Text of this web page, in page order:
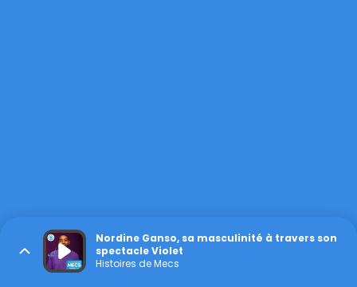
Nordine Ganso, sa masculinité à travers son
spectacle Violet
Histoires de Mecs